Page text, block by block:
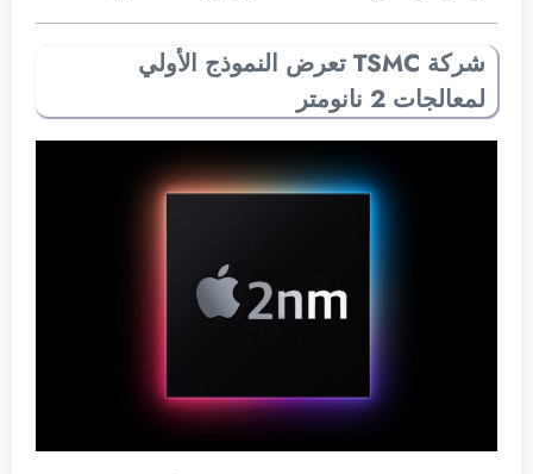
شركة TSMC تعرض النموذج الأولي
لمعالجات 2 نانومتر